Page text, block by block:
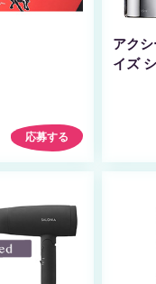
応募する
アク
イズ